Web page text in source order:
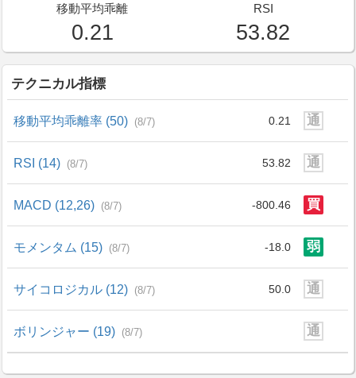
移動平均乖離
0.21
RSI
53.82
テクニカル指標
移動平均乖離率 (50) (8/7) 0.21 通
RSI (14) (8/7) 53.82 通
MACD (12,26) (8/7) -800.46 買
モメンタム (15) (8/7) -18.0 弱
サイコロジカル (12) (8/7) 50.0 通
ボリンジャー (19) (8/7) 通